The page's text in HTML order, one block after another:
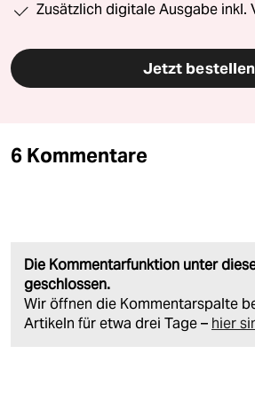
Zusätzlich digitale Ausgabe inkl.
Jetzt bestellen
6 Kommentare
Die Kommentarfunktion unter
geschlossen.
Wir öffnen die Kommentarspalte
Artikeln für etwa drei Tage – hier